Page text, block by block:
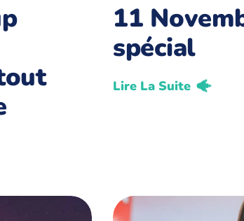
11
spécial
Lire La Suite